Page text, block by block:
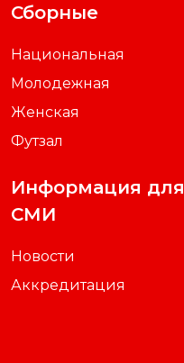
Сборные
Национальная
Молодежная
Женская
Футзал
Информация для
СМИ
Новости
Аккредитация